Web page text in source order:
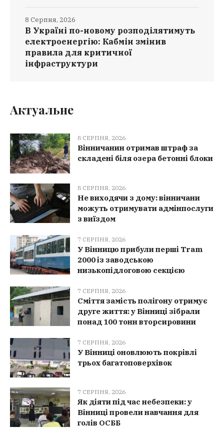
В Україні по-новому розподілятимуть
електроенергію: Кабмін змінив
правила для критичної
інфраструктури
8 Серпня, 2026
Актуальне
8 СЕРПНЯ, 2026
Вінничанин отримав штраф за
складені біля озера бетонні блоки
8 СЕРПНЯ, 2026
Не виходячи з дому: вінничани
можуть отримувати адмінпослуги
з виїздом
7 СЕРПНЯ, 2026
У Вінницю прибули перші Tram
2000 із заводською
низькопідлоговою секцією
7 СЕРПНЯ, 2026
Сміття замість полігону отримує
друге життя: у Вінниці зібрали
понад 100 тонн вторсировини
7 СЕРПНЯ, 2026
У Вінниці оновлюють покрівлі
трьох багатоповерхівок
7 СЕРПНЯ, 2026
Як діяти під час небезпеки: у
Вінниці провели навчання для
голів ОСББ